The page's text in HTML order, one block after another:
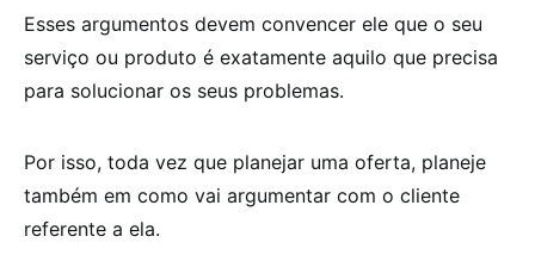
Esses argumentos devem convencer ele que o seu
serviço ou produto é exatamente aquilo que precisa
para solucionar os seus problemas.
Por isso, toda vez que planejar uma oferta, planeje
também em como vai argumentar com o cliente
referente a ela.